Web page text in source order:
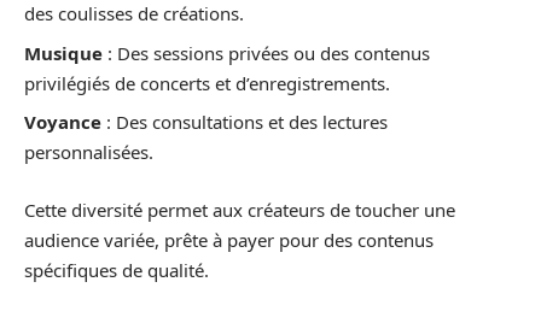
des coulisses de créations.
Musique : Des sessions privées ou des contenus
privilégiés de concerts et d’enregistrements.
Voyance : Des consultations et des lectures
personnalisées.
Cette diversité permet aux créateurs de toucher une
audience variée, prête à payer pour des contenus
spécifiques de qualité.